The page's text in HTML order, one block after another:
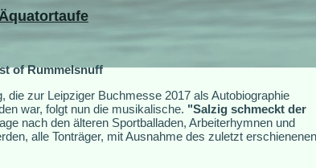
of Rummelsnuff
zur Leipziger Buchmesse 2017 als Autobiographie
war, folgt nun die musikalische. "Salzig schmeckt der
nach den älteren Sportballaden, Arbeiterhymnen und
alle Tonträger, mit Ausnahme des zuletzt